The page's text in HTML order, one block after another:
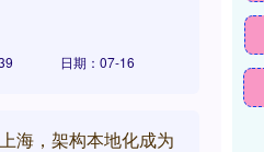
日期：07-16
海，架构本地化成为